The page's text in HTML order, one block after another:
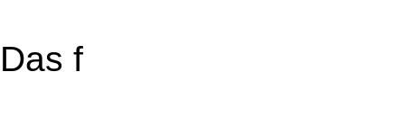
Das f